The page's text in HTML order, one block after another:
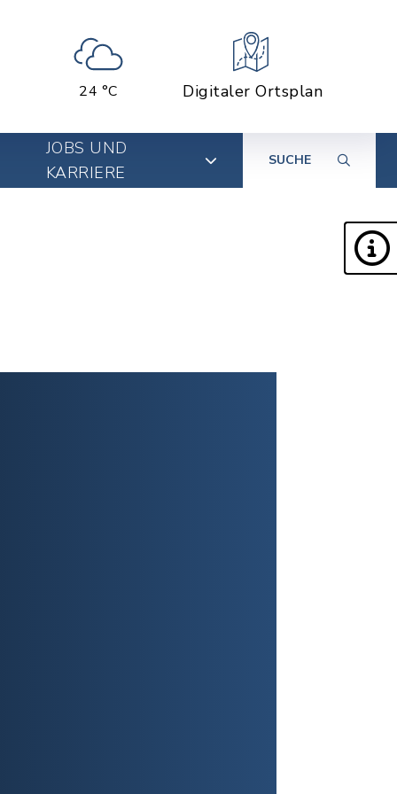
24 °C Digitaler Ortsplan
JOBS UND
KARRIERE
SUCHE